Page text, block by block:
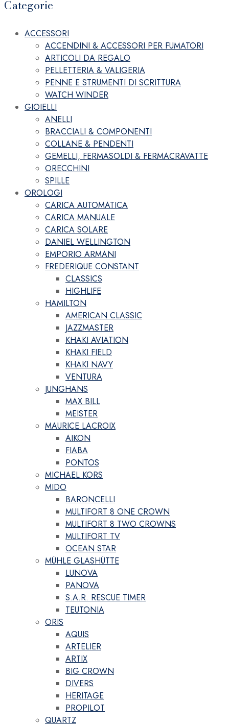
Categorie
ACCESSORI
ACCENDINI & ACCESSORI PER FUMATORI
ARTICOLI DA REGALO
PELLETTERIA & VALIGERIA
PENNE E STRUMENTI DI SCRITTURA
WATCH WINDER
GIOIELLI
ANELLI
BRACCIALI & COMPONENTI
COLLANE & PENDENTI
GEMELLI, FERMASOLDI & FERMACRAVATTE
ORECCHINI
SPILLE
OROLOGI
CARICA AUTOMATICA
CARICA MANUALE
CARICA SOLARE
DANIEL WELLINGTON
EMPORIO ARMANI
FREDERIQUE CONSTANT
CLASSICS
HIGHLIFE
HAMILTON
AMERICAN CLASSIC
JAZZMASTER
KHAKI AVIATION
KHAKI FIELD
KHAKI NAVY
VENTURA
JUNGHANS
MAX BILL
MEISTER
MAURICE LACROIX
AIKON
FIABA
PONTOS
MICHAEL KORS
MIDO
BARONCELLI
MULTIFORT 8 ONE CROWN
MULTIFORT 8 TWO CROWNS
MULTIFORT TV
OCEAN STAR
MÜHLE GLASHÜTTE
LUNOVA
PANOVA
S.A.R. RESCUE TIMER
TEUTONIA
ORIS
AQUIS
ARTELIER
ARTIX
BIG CROWN
DIVERS
HERITAGE
PROPILOT
QUARTZ